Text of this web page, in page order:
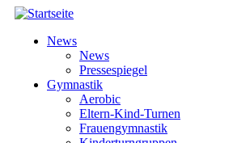
Direkt zum Inhalt
News
News
Pressespiegel
Gymnastik
Aerobic
Eltern-Kind-Turnen
Frauengymnastik